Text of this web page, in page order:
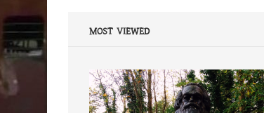
MOST VIEWED